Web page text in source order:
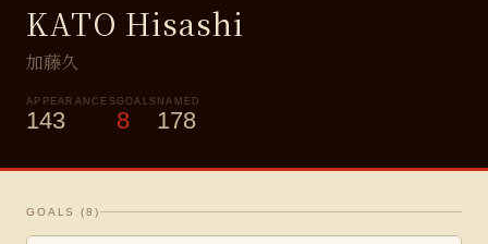
KATO Hisashi
加藤久
APPEARANCES
143
GOALS
8
NAMED
178
GOALS (8 )